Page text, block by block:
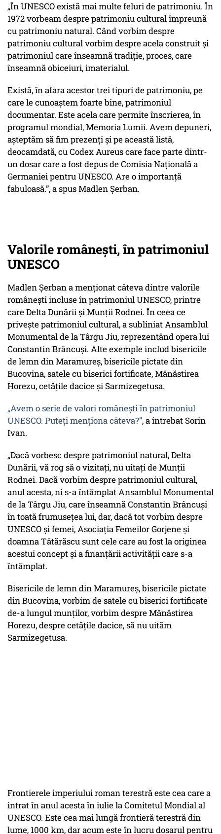
„În UNESCO există mai multe feluri de patrimoniu. În
1972 vorbeam despre patrimoniu cultural împreună
cu patrimoniu natural. Când vorbim despre
patrimoniu cultural vorbim despre acela construit și
patrimoniul care înseamnă tradiție, proces, care
înseamnă obiceiuri, imaterialul.
Există, în afara acestor trei tipuri de patrimoniu, pe
care le cunoaștem foarte bine, patrimoniul
documentar. Este acela care permite înscrierea, în
programul mondial, Memoria Lumii. Avem depuneri,
așteptăm să fim prezenți și pe această listă,
deocamdată, cu Codex Aureus care face parte dintr-
un dosar care a fost depus de Comisia Națională a
Germaniei pentru UNESCO. Are o importanță
fabuloasă.”, a spus Madlen Șerban.
Valorile românești, în patrimoniul
UNESCO
Madlen Șerban a menționat câteva dintre valorile
românești incluse în patrimoniul UNESCO, printre
care Delta Dunării și Munții Rodnei. În ceea ce
privește patrimoniul cultural, a subliniat Ansamblul
Monumental de la Târgu Jiu, reprezentând opera lui
Constantin Brâncuși. Alte exemple includ bisericile
de lemn din Maramureș, bisericile pictate din
Bucovina, satele cu biserici fortificate, Mănăstirea
Horezu, cetățile dacice și Sarmizegetusa.
„Avem o serie de valori românești în patrimoniul
UNESCO. Puteți menționa câteva?", a întrebat Sorin
Ivan.
„Dacă vorbesc despre patrimoniul natural, Delta
Dunării, vă rog să o vizitați, nu uitați de Munții
Rodnei. Dacă vorbim despre patrimoniul cultural,
anul acesta, ni s-a întâmplat Ansamblul Monumental
de la Târgu Jiu, care înseamnă Constantin Brâncuși
în toată frumusețea lui, dar, dacă tot vorbim despre
UNESCO și femei, Asociația Femeilor Gorjene și
doamna Tătărăscu sunt cele care au fost la originea
acestui concept și a finanțării activității care s-a
întâmplat.
Bisericile de lemn din Maramureș, bisericile pictate
din Bucovina, vorbim de satele cu biserici fortificate
de-a lungul munților, vorbim despre Mănăstirea
Horezu, despre cetățile dacice, să nu uităm
Sarmizegetusa.
Frontierele imperiului roman terestră este cea care a
intrat în anul acesta în iulie la Comitetul Mondial al
UNESCO. Este cea mai lungă frontieră terestră din
lume, 1000 km, dar acum este în lucru dosarul pentru